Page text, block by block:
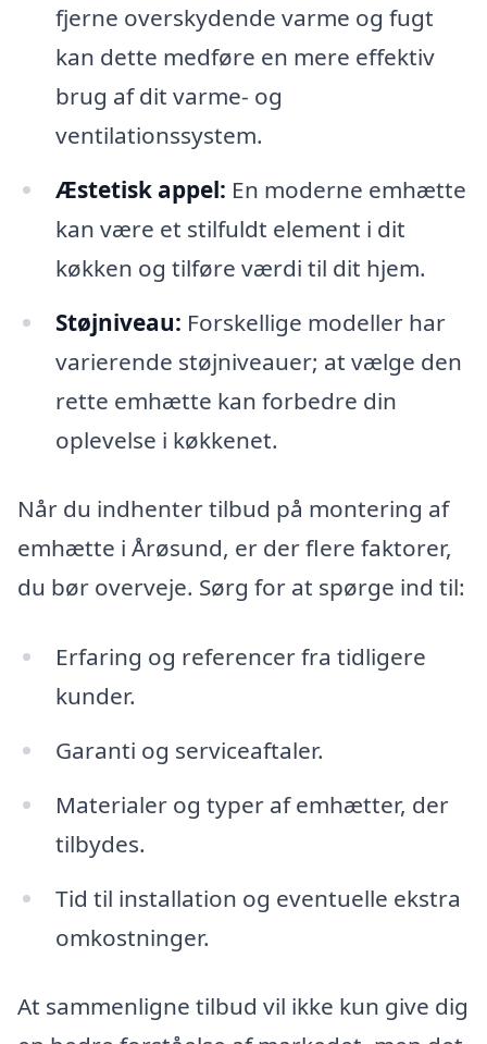
fjerne overskydende varme og fugt
kan dette medføre en mere effektiv
brug af dit varme- og
ventilationssystem.
Æstetisk appel: En moderne emhætte
kan være et stilfuldt element i dit
køkken og tilføre værdi til dit hjem.
Støjniveau: Forskellige modeller har
varierende støjniveauer; at vælge den
rette emhætte kan forbedre din
oplevelse i køkkenet.
Når du indhenter tilbud på montering af
emhætte i Årøsund, er der flere faktorer,
du bør overveje. Sørg for at spørge ind til:
Erfaring og referencer fra tidligere
kunder.
Garanti og serviceaftaler.
Materialer og typer af emhætter, der
tilbydes.
Tid til installation og eventuelle ekstra
omkostninger.
At sammenligne tilbud vil ikke kun give dig